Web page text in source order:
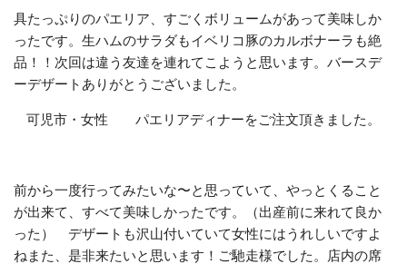
具たっぷりのパエリア、すごくボリュームがあって美味しか
ったです。生ハムのサラダもイベリコ豚のカルボナーラも絶
品！！次回は違う友達を連れてこようと思います。バースデ
ーデザートありがとうございました。
可児市・女性 パエリアディナーをご注文頂きました。
前から一度行ってみたいな〜と思っていて、やっとくること
が出来て、すべて美味しかったです。（出産前に来れて良か
った） デザートも沢山付いていて女性にはうれしいですよ
ねまた、是非来たいと思います！ご馳走様でした。店内の席